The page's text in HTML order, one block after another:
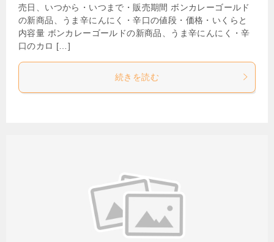
売日、いつから・いつまで・販売期間 ボンカレーゴールド
の新商品、うま辛にんにく・辛口の値段・価格・いくらと
内容量 ボンカレーゴールドの新商品、うま辛にんにく・辛
口のカロ […]
続きを読む